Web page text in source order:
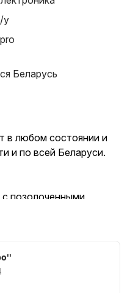
у
Беларусь
в любом состоянии и
и по всей Беларуси.
с позолоченными
с или без радиатора;
планшетов,
устройств;
или